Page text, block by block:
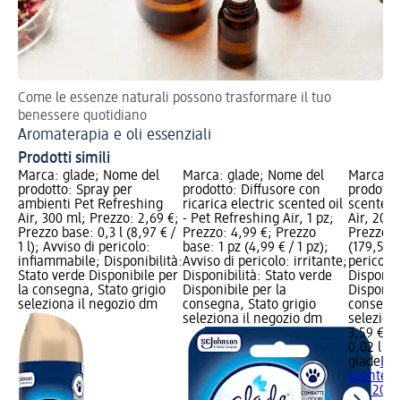
Come le essenze naturali possono trasformare il tuo
benessere quotidiano
Aromaterapia e oli essenziali
Prodotti simili
Marca: glade; Nome del
prodotto: Spray per
ambienti Pet Refreshing
Air, 300 ml; Prezzo: 2,69 €;
Prezzo base: 0,3 l (8,97 € /
1 l); Avviso di pericolo:
infiammabile; Disponibilità:
Stato verde Disponibile per
la consegna, Stato grigio
seleziona il negozio dm
Marca: glade; Nome del
prodotto: Diffusore con
ricarica electric scented oil
- Pet Refreshing Air, 1 pz;
Prezzo: 4,99 €; Prezzo
base: 1 pz (4,99 € / 1 pz);
Avviso di pericolo: irritante;
Disponibilità: Stato verde
Disponibile per la
consegna, Stato grigio
seleziona il negozio dm
Marca:
scented
Air, 20
Prezzo
(179,50
3,59 €
0,02 l
glade
scented
Air, 20